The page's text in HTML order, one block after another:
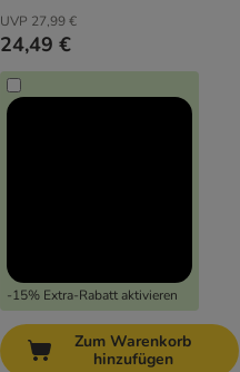
UVP 27,99 €
24,49 €
-15% Extra-Rabatt aktivieren
Zum Warenkorb
hinzufügen